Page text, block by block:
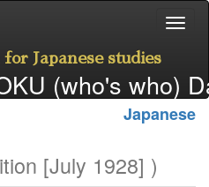
Japanese studies
(who's who)
Japanese
[July 1928] )